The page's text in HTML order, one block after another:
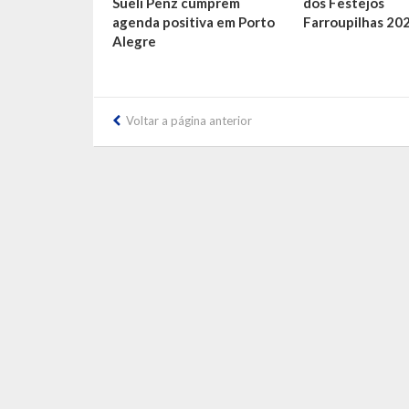
agenda positiva em Porto
Alegre
Farroupilhas
Voltar a página anterior